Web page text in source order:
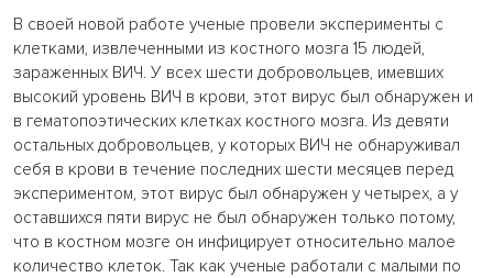
В своей новой работе ученые провели эксперименты с
клетками, извлеченными из костного мозга 15 людей,
зараженных ВИЧ. У всех шести добровольцев, имевших
высокий уровень ВИЧ в крови, этот вирус был обнаружен и
в гематопоэтических клетках костного мозга. Из девяти
остальных добровольцев, у которых ВИЧ не обнаруживал
себя в крови в течение последних шести месяцев перед
экспериментом, этот вирус был обнаружен у четырех, а у
оставшихся пяти вирус не был обнаружен только потому,
что в костном мозге он инфицирует относительно малое
количество клеток. Так как ученые работали с малыми по